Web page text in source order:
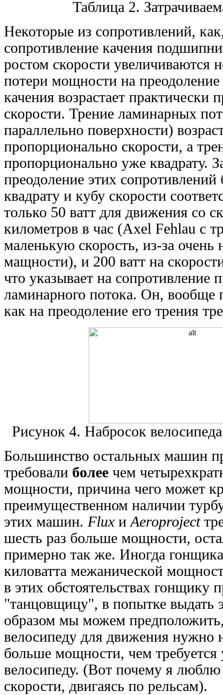
Таблица 2.
Некоторые из сопротивлений,
сопротивление качения
ростом скорости увеличиваются
потери мощности на преодоление
качения возрастает практически
скорости. Трение ламинарных
параллельно поверхности)
пропорционально скорости, а
пропорционально уже квадрату.
преодоление этих
квадрату и кубу скорости
только 50 ватт для движения со
километров в час (Axel Fehlau с
маленькую скорость, из-за очень
мащности), и 200 ватт на
что указывает на сопротивление
ламинарного потока. Он, вообще
как на преодоление его трения
Рисунок 4. Набросок
Большинство остальных машин
требовали более чем
мощности, причина чего может
преимущественном наличии
этих машин. Flux и Aeroproject
шесть раз больше мощности,
примерно так же. Иногда
киловатта межанической
в этих обстоятельствах гонщику
"танцовщицу", в попытке выдать
образом мы можем
велосипеду для движения нужно
больше мощности, чем требуется
велосипеду. (Вот почему я
скорости, двигаясь по рельсам).